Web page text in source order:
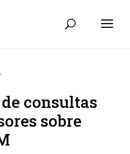
consultas
sobre